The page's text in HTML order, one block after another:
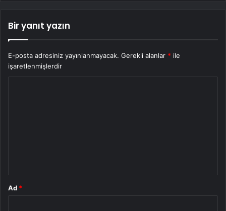
Bir yanıt yazın
E-posta adresiniz yayınlanmayacak. Gerekli alanlar * ile
işaretlenmişlerdir
Ad *